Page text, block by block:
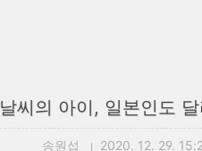
날씨의 아이, 일본인도
송원섭 2020. 12. 29.